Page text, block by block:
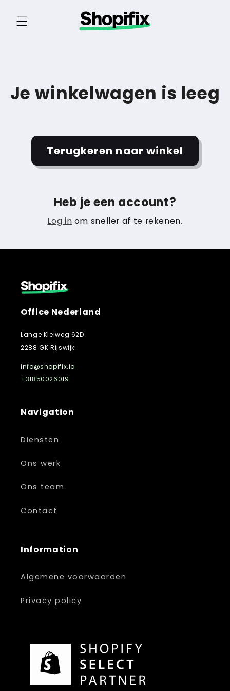
Meteen naar de
Je winkelwagen is leeg
Terugkeren naar winkel
Heb je een account?
Log in om sneller af te rekenen.
Office Nederland
Lange Kleiweg 62D
2288 GK Rijswijk
info@shopifix.io
+31850026019
Navigation
Diensten
Ons werk
Ons team
Contact
Information
Algemene voorwaarden
Privacy policy